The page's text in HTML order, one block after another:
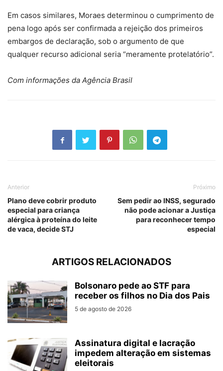
Em casos similares, Moraes determinou o cumprimento de
pena logo após ser confirmada a rejeição dos primeiros
embargos de declaração, sob o argumento de que
qualquer recurso adicional seria “meramente protelatório”.
Com informações da Agência Brasil
Anterior
Plano deve cobrir produto
especial para criança
alérgica à proteína do leite
de vaca, decide STJ
Próximo
Sem pedir ao INSS, segurado
não pode acionar a Justiça
para reconhecer tempo
especial
ARTIGOS RELACIONADOS
Bolsonaro pede ao STF para
receber os filhos no Dia dos Pais
5 de agosto de 2026
Assinatura digital e lacração
impedem alteração em sistemas
eleitorais